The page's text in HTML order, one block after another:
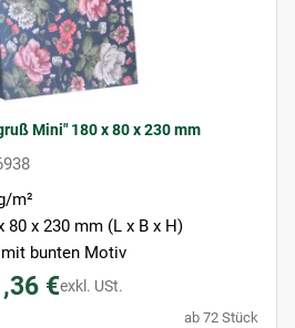
Mini" 180 x 80 x 230 mm
m²
80 x 230 mm (L x B x H)
mit bunten Motiv
€exkl. USt.
ab 72 Stück